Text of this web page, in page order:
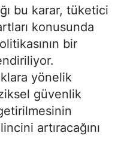
bu karar, tüketici
konusunda
bir
yönelik
güvenlik
artıracağını